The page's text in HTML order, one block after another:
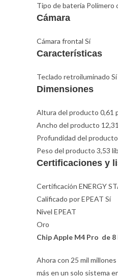
Tipo de batería Polímero
Cámara
Cámara frontal Sí
Características
Teclado retroiluminado Sí
Dimensiones
Altura del producto 0,61
Ancho del producto
Profundidad del
Peso del producto 3,53
Certificaciones y
Certificación ENERGY
Calificado por EPEAT Sí
Nivel EPEAT
Oro
Chip Apple M4 Pro de 8
Ahora con 25 mil
más en un solo sistema